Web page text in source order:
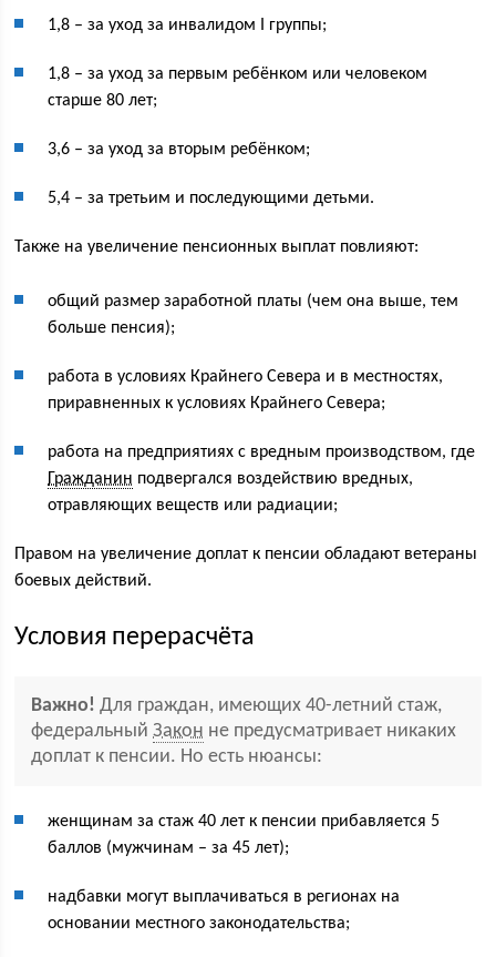
1,8 – за уход за инвалидом I группы;
1,8 – за уход за первым ребёнком или человеком
старше 80 лет;
3,6 – за уход за вторым ребёнком;
5,4 – за третьим и последующими детьми.
Также на увеличение пенсионных выплат повлияют:
общий размер заработной платы (чем она выше, тем
больше пенсия);
работа в условиях Крайнего Севера и в местностях,
приравненных к условиях Крайнего Севера;
работа на предприятиях с вредным производством, где
Гражданин подвергался воздействию вредных,
отравляющих веществ или радиации;
Правом на увеличение доплат к пенсии обладают ветераны
боевых действий.
Условия перерасчёта
Важно! Для граждан, имеющих 40-летний стаж,
федеральныйЗакон не предусматривает никаких
доплат к пенсии. Но есть нюансы:
женщинам за стаж 40 лет к пенсии прибавляется 5
баллов (мужчинам – за 45 лет);
надбавки могут выплачиваться в регионах на
основании местного законодательства;